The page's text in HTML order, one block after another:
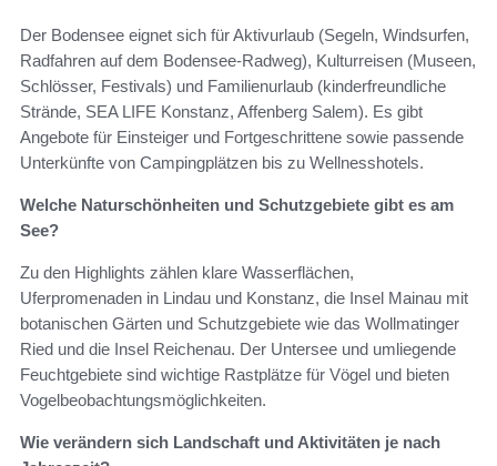
Der Bodensee eignet sich für Aktivurlaub (Segeln, Windsurfen,
Radfahren auf dem Bodensee-Radweg), Kulturreisen (Museen,
Schlösser, Festivals) und Familienurlaub (kinderfreundliche
Strände, SEA LIFE Konstanz, Affenberg Salem). Es gibt
Angebote für Einsteiger und Fortgeschrittene sowie passende
Unterkünfte von Campingplätzen bis zu Wellnesshotels.
Welche Naturschönheiten und Schutzgebiete gibt es am
See?
Zu den Highlights zählen klare Wasserflächen,
Uferpromenaden in Lindau und Konstanz, die Insel Mainau mit
botanischen Gärten und Schutzgebiete wie das Wollmatinger
Ried und die Insel Reichenau. Der Untersee und umliegende
Feuchtgebiete sind wichtige Rastplätze für Vögel und bieten
Vogelbeobachtungsmöglichkeiten.
Wie verändern sich Landschaft und Aktivitäten je nach